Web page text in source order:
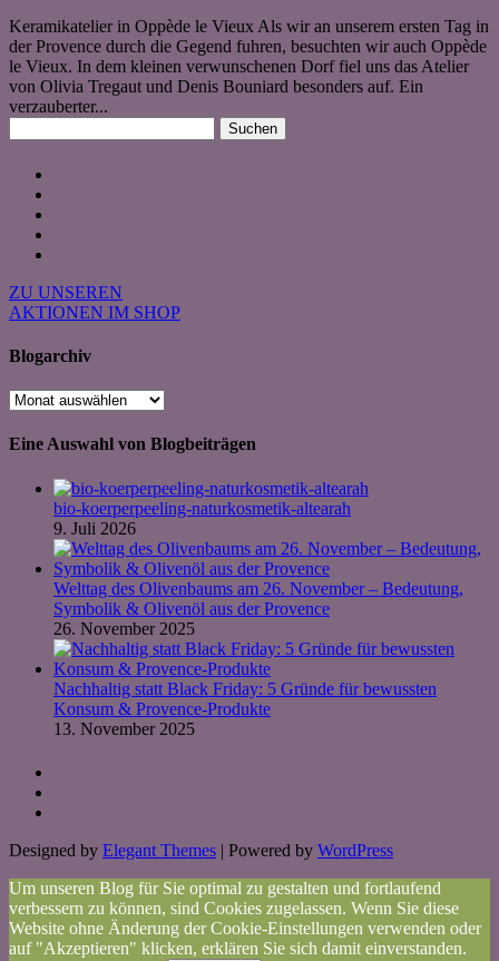
Keramikatelier in Oppède le Vieux Als wir an unserem ersten Tag in
der Provence durch die Gegend fuhren, besuchten wir auch Oppède
le Vieux. In dem kleinen verwunschenen Dorf fiel uns das Atelier
von Olivia Tregaut und Denis Bouniard besonders auf. Ein
verzauberter...
nach:
ZU UNSEREN
AKTIONEN IM SHOP
Blogarchiv
Blogarchiv
Eine Auswahl von Blogbeiträgen
bio-koerperpeeling-naturkosmetik-altearah
9. Juli 2026
Welttag des Olivenbaums am 26. November – Bedeutung,
Symbolik & Olivenöl aus der Provence
26. November 2025
Nachhaltig statt Black Friday: 5 Gründe für bewussten
Konsum & Provence-Produkte
13. November 2025
Designed by Elegant Themes | Powered by WordPress
Um unseren Blog für Sie optimal zu gestalten und fortlaufend
verbessern zu können, sind Cookies zugelassen. Wenn Sie diese
Website ohne Änderung der Cookie-Einstellungen verwenden oder
auf "Akzeptieren" klicken, erklären Sie sich damit einverstanden.